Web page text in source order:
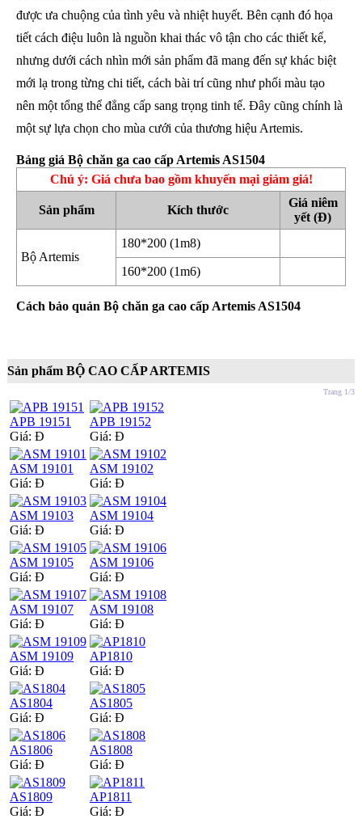
được ưa chuộng của tình yêu và nhiệt huyết. Bên cạnh đó họa
tiết cách điệu luôn là nguồn khai thác vô tận cho các thiết kế,
nhưng dưới cách nhìn mới sản phẩm đã mang đến sự khác biệt
mới lạ trong từng chi tiết, cách bài trí cũng như phối màu tạo
nên một tổng thể đẳng cấp sang trọng tinh tế. Đây cũng chính là
một sự lựa chọn cho mùa cưới của thương hiệu Artemis.
Bảng giá Bộ chăn ga cao cấp Artemis AS1504
Chú ý: Giá chưa bao gồm khuyến mại giảm giá!
Sản phẩm Kích thước
Giá niêm
yết (Đ)
Bộ Artemis
180*200 (1m8)
160*200 (1m6)
Cách bảo quản Bộ chăn ga cao cấp Artemis AS1504
Sản phẩm BỘ CAO CẤP ARTEMIS
Trang 1/3
APB 19151
Giá: Đ
APB 19152
Giá: Đ
ASM 19101
Giá: Đ
ASM 19102
Giá: Đ
ASM 19103
Giá: Đ
ASM 19104
Giá: Đ
ASM 19105
Giá: Đ
ASM 19106
Giá: Đ
ASM 19107
Giá: Đ
ASM 19108
Giá: Đ
ASM 19109
Giá: Đ
AP1810
Giá: Đ
AS1804
Giá: Đ
AS1805
Giá: Đ
AS1806
Giá: Đ
AS1808
Giá: Đ
AS1809
Giá: Đ
AP1811
Giá: Đ